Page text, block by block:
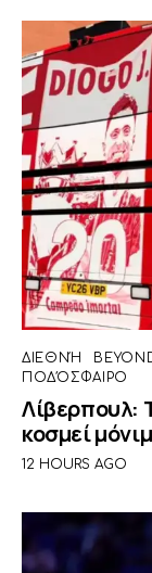
ΔΙΕΘΝΉ
ΠΟΔΌΣΦΑΙΡΟ
Λίβερπουλ:
κοσμεί
12 HOURS AGO